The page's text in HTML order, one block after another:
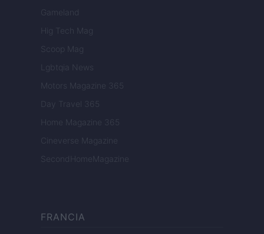
Gameland
Hig Tech Mag
Scoop Mag
Lgbtqia News
Motors Magazine 365
Day Travel 365
Home Magazine 365
Cineverse Magazine
SecondHomeMagazine
FRANCIA